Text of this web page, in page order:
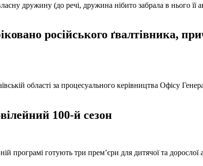
дружину (до речі, дружина нібито забрала в нього її
російського ґвалтівника,
області за процесуального керівництва Офісу
100-й сезон
програмі готують три прем’єри для дитячої та дорослої